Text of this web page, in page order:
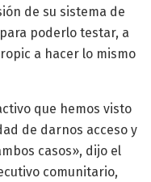
de su sistema de
poderlo testar, a
a hacer lo mismo
que hemos visto
de darnos acceso y
casos», dijo el
comunitario,